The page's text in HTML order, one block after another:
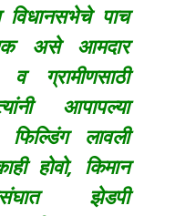
विधानसभेचे पाच
असे आमदार
ग्रामीणसाठी
आपापल्या
फिल्डिंग लावली
होवो, किमान
झेडपी